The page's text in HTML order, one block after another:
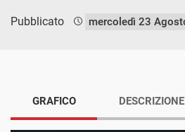
Pubblicato mercoledì 23
GRAFICO DESCRIZIONE